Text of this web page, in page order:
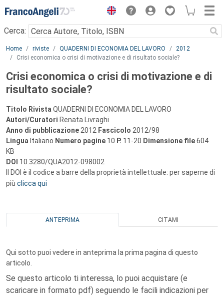
Menu
Cerca:
Main content
Home riviste QUADERNI DI ECONOMIA DEL LAVORO
2012
Crisi economica o crisi di motivazione e di risultato sociale?
Crisi economica o crisi di motivazione e di
risultato sociale?
Titolo Rivista QUADERNI DI ECONOMIA DEL LAVORO
Autori/Curatori Renata Livraghi
Anno di pubblicazione 2012 Fascicolo 2012/98
Lingua Italiano Numero pagine 10 P. 11-20 Dimensione file604
KB
DOI 10.3280/QUA2012-098002
Il DOI è il codice a barre della proprietà intellettuale: per saperne di
più clicca qui
ANTEPRIMA CITAMI
Qui sotto puoi vedere in anteprima la prima pagina di questo
articolo.
Se questo articolo ti interessa, lo puoi acquistare (e
scaricare in formato pdf) seguendo le facili indicazioni per